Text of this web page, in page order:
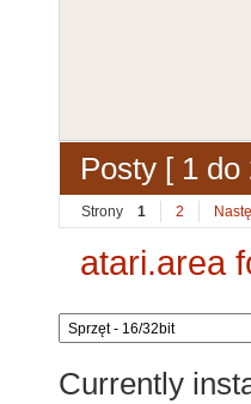
Posty [ 1 do
Strony 1 2
atari.area
Currently